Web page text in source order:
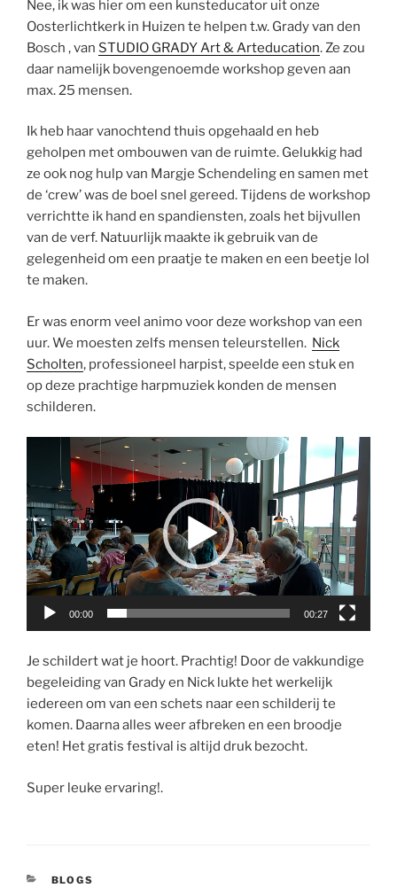
Nee, ik was hier om een kunsteducator uit onze
Oosterlichtkerk in Huizen te helpen t.w. Grady van den
Bosch , van STUDIO GRADY Art & Arteducation. Ze zou
daar namelijk bovengenoemde workshop geven aan
max. 25 mensen.
Ik heb haar vanochtend thuis opgehaald en heb
geholpen met ombouwen van de ruimte. Gelukkig had
ze ook nog hulp van Margje Schendeling en samen met
de ‘crew’ was de boel snel gereed. Tijdens de workshop
verrichtte ik hand en spandiensten, zoals het bijvullen
van de verf. Natuurlijk maakte ik gebruik van de
gelegenheid om een praatje te maken en een beetje lol
te maken.
Er was enorm veel animo voor deze workshop van een
uur. We moesten zelfs mensen teleurstellen. Nick
Scholten, professioneel harpist, speelde een stuk en
op deze prachtige harpmuziek konden de mensen
schilderen.
Videospeler
00:00 00:27
Je schildert wat je hoort. Prachtig! Door de vakkundige
begeleiding van Grady en Nick lukte het werkelijk
iedereen om van een schets naar een schilderij te
komen. Daarna alles weer afbreken en een broodje
eten! Het gratis festival is altijd druk bezocht.
Super leuke ervaring!.
CATEGORIEËN
BLOGS